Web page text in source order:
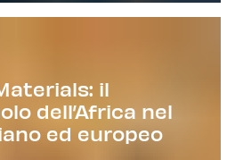
il
dell’Africa nel
ed europeo